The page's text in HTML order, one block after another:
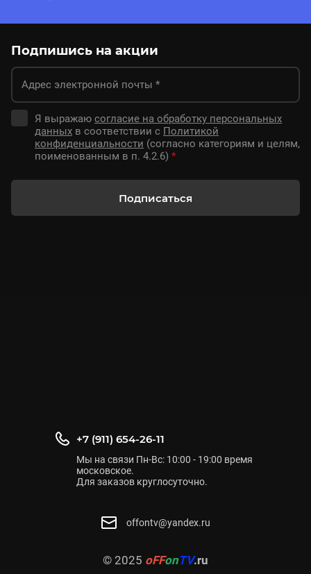
Подпишись на акции
Я выражаю согласие на обработку персональных
данных в соответствии с Политикой
конфиденциальности (согласно категориям и целям,
поименованным в п. 4.2.6) *
Подписаться
© 2025 oFFonTV.ru
+7 (911) 654-26-11
Мы на связи Пн-Вс: 10:00 - 19:00 время
московское.
Для заказов круглосуточно.
offontv@yandex.ru